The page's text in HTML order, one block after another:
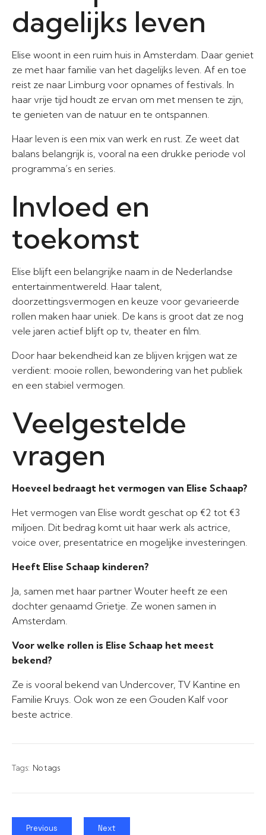
dagelijks leven
Elise woont in een ruim huis in Amsterdam. Daar geniet
ze met haar familie van het dagelijks leven. Af en toe
reist ze naar Limburg voor opnames of festivals. In
haar vrije tijd houdt ze ervan om met mensen te zijn,
te genieten van de natuur en te ontspannen.
Haar leven is een mix van werk en rust. Ze weet dat
balans belangrijk is, vooral na een drukke periode vol
programma’s en series.
Invloed en
toekomst
Elise blijft een belangrijke naam in de Nederlandse
entertainmentwereld. Haar talent,
doorzettingsvermogen en keuze voor gevarieerde
rollen maken haar uniek. De kans is groot dat ze nog
vele jaren actief blijft op tv, theater en film.
Door haar bekendheid kan ze blijven krijgen wat ze
verdient: mooie rollen, bewondering van het publiek
en een stabiel vermogen.
Veelgestelde
vragen
Hoeveel bedraagt het vermogen van Elise Schaap?
Het vermogen van Elise wordt geschat op €2 tot €3
miljoen. Dit bedrag komt uit haar werk als actrice,
voice over, presentatrice en mogelijke investeringen.
Heeft Elise Schaap kinderen?
Ja, samen met haar partner Wouter heeft ze een
dochter genaamd Grietje. Ze wonen samen in
Amsterdam.
Voor welke rollen is Elise Schaap het meest
bekend?
Ze is vooral bekend van Undercover, TV Kantine en
Familie Kruys. Ook won ze een Gouden Kalf voor
beste actrice.
Tags: No tags
Previous Next